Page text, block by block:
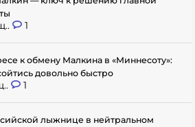
1
к обмену Малкина в «Миннесоту»:
довольно быстро
1
лыжнице в нейтральном